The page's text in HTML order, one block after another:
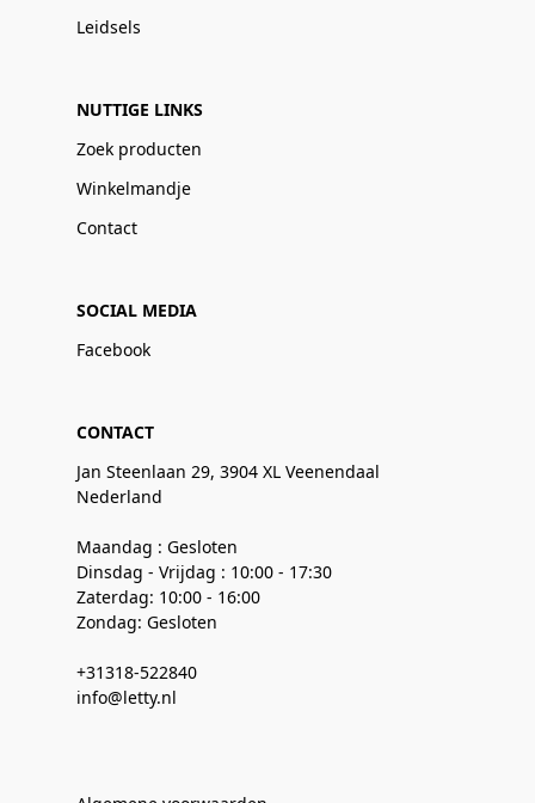
Leidsels
NUTTIGE LINKS
Zoek producten
Winkelmandje
Contact
SOCIAL MEDIA
Facebook
CONTACT
Jan Steenlaan 29, 3904 XL Veenendaal
Nederland
Maandag : Gesloten
Dinsdag - Vrijdag : 10:00 - 17:30
Zaterdag: 10:00 - 16:00
Zondag: Gesloten
+31318-522840
info@letty.nl